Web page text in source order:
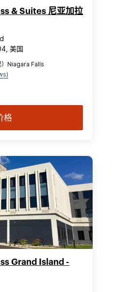
& Suites 尼亚加拉
美国
）Niagara Falls
格
Grand Island -